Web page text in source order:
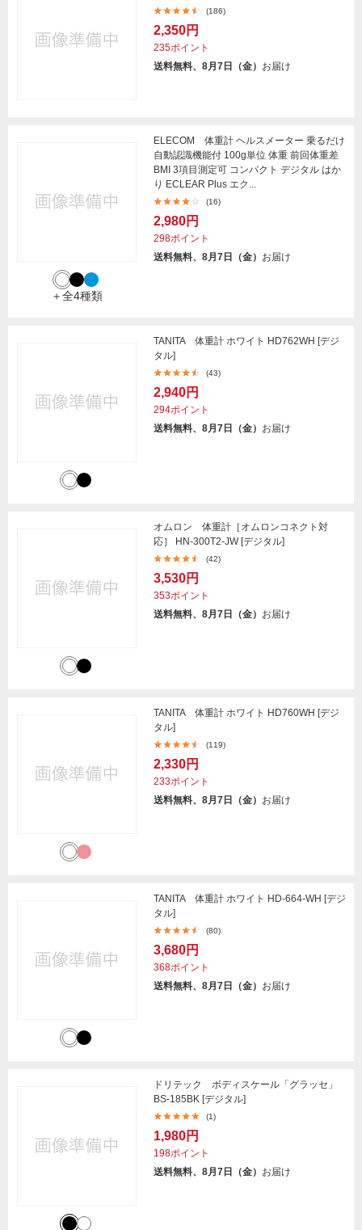
(186)
2,350円
235ポイント
送料無料、8月7日（金） お届け
＋全4種類
ELECOM 体重計 ヘルスメーター 乗るだけ
自動認識機能付 100g単位 体重 前回体重差
BMI 3項目測定可 コンパクト デジタル はか
り ECLEAR Plus エク...
(16)
2,980円
298ポイント
送料無料、8月7日（金） お届け
TANITA 体重計 ホワイト HD762WH [デジ
タル]
(43)
2,940円
294ポイント
送料無料、8月7日（金） お届け
オムロン 体重計［オムロンコネクト対
応］ HN-300T2-JW [デジタル]
(42)
3,530円
353ポイント
送料無料、8月7日（金） お届け
TANITA 体重計 ホワイト HD760WH [デジ
タル]
(119)
2,330円
233ポイント
送料無料、8月7日（金） お届け
TANITA 体重計 ホワイト HD-664-WH [デジ
タル]
(80)
3,680円
368ポイント
送料無料、8月7日（金） お届け
ドリテック ボディスケール「グラッセ」
BS-185BK [デジタル]
(1)
1,980円
198ポイント
送料無料、8月7日（金） お届け